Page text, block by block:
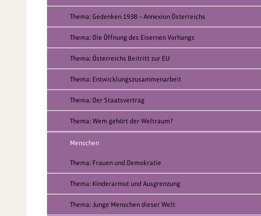
Thema: Gedenken 1938 – Annexion Österreichs
Thema: Die Öffnung des Eisernen Vorhangs
Thema: Österreichs Beitritt zur EU
Thema: Entwicklungszusammenarbeit
Thema: Der Staatsvertrag
Thema: Wem gehört der Weltraum?
Menschen
Thema: Frauen und Demokratie
Thema: Kinderarmut und Ausgrenzung
Thema: Junge Menschen dieser Welt